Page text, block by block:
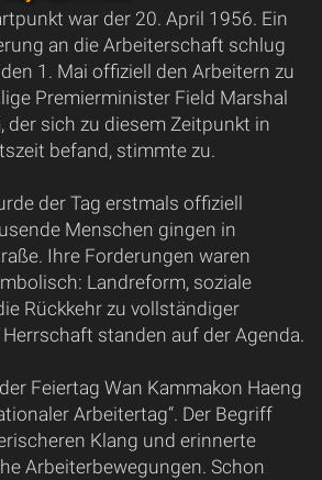
war der 20. April 1956. Ein
an die Arbeiterschaft schlug
1. Mai offiziell den Arbeitern zu
Premierminister Field Marshal
der sich zu diesem Zeitpunkt in
befand, stimmte zu.
der Tag erstmals offiziell
Menschen gingen in
Ihre Forderungen waren
Landreform, soziale
Rückkehr zu vollständiger
standen auf der Agenda.
Feiertag Wan Kammakon Haeng
Arbeitertag“. Der Begriff
Klang und erinnerte
Arbeiterbewegungen. Schon